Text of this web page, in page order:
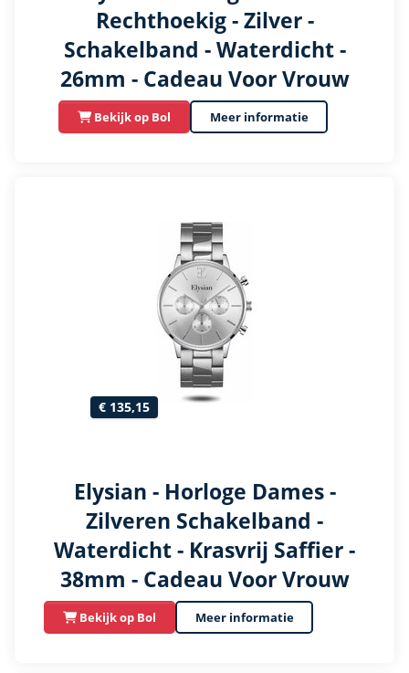
Rechthoekig - Zilver -
Schakelband - Waterdicht -
26mm - Cadeau Voor Vrouw
Bekijk op Bol Meer informatie
€ 135,15
Elysian - Horloge Dames -
Zilveren Schakelband -
Waterdicht - Krasvrij Saffier -
38mm - Cadeau Voor Vrouw
Bekijk op Bol Meer informatie